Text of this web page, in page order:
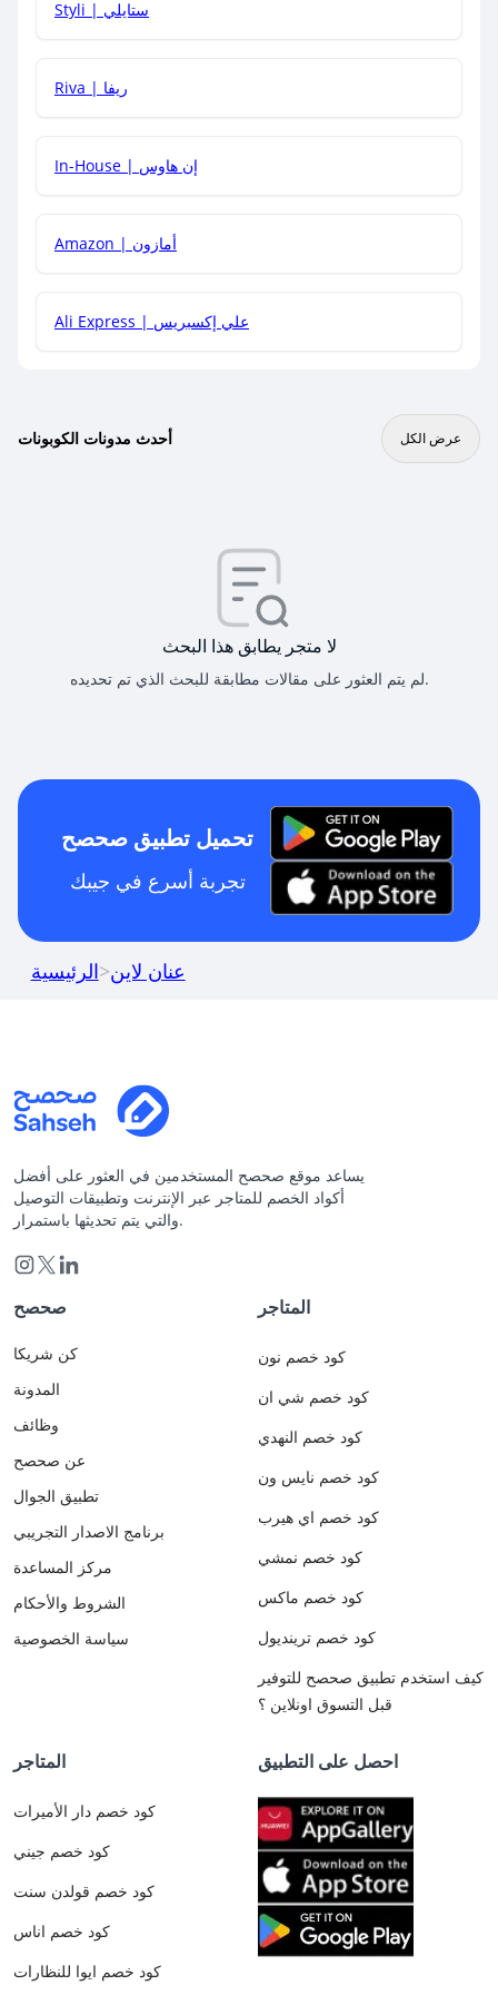
هل يمكنني جمع كود خصم مع العروض الأخرى؟
Styli | ستايلي
Riva | ريفا
In-House | إن هاوس
Amazon | أمازون
Ali Express | علي إكسبريس
أحدث مدونات الكوبونات عرض الكل
لا متجر يطابق هذا البحث
لم يتم العثور على مقالات مطابقة للبحث الذي تم تحديده.
تحميل تطبيق صحصح
تجربة أسرع في جيبك
الرئيسية>عنان لاين
يساعد موقع صحصح المستخدمين في العثور على أفضل
أكواد الخصم للمتاجر عبر الإنترنت وتطبيقات التوصيل
والتي يتم تحديثها باستمرار.
صحصح
كن شريكا
المدونة
وظائف
عن صحصح
تطبيق الجوال
برنامج الاصدار التجريبي
مركز المساعدة
الشروط والأحكام
سياسة الخصوصية
المتاجر
كود خصم نون
كود خصم شي ان
كود خصم النهدي
كود خصم نايس ون
كود خصم اي هيرب
كود خصم نمشي
كود خصم ماكس
كود خصم ترينديول
كيف استخدم تطبيق صحصح للتوفير
قبل التسوق اونلاين ؟
المتاجر
كود خصم دار الأميرات
كود خصم جيني
كود خصم قولدن سنت
كود خصم اناس
كود خصم ايوا للنظارات
احصل على التطبيق